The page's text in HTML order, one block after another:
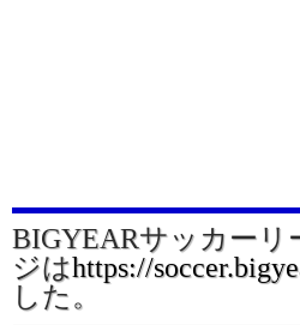
BIGYEARサッカーリ
ジはhttps://
した。